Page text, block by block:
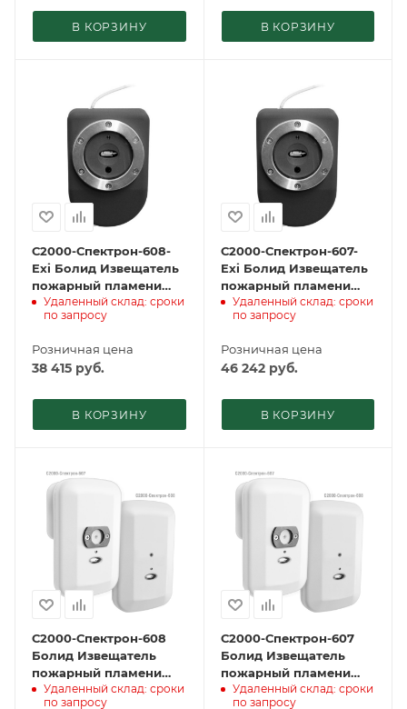
В КОРЗИНУ В КОРЗИНУ
С2000-Спектрон-608-
Exi Болид Извещатель
пожарный пламени
ИК/УФ
взрывозащищенный
Удаленный склад: сроки
по запросу
Розничная цена
38 415 руб.
В КОРЗИНУ
С2000-Спектрон-607-
Exi Болид Извещатель
пожарный пламени
ИК/УФ
взрывозащищенный
Удаленный склад: сроки
по запросу
Розничная цена
46 242руб.
В КОРЗИНУ
С2000-Спектрон-608
Болид Извещатель
пожарный пламени
ИК/УФ адресный
Удаленный склад: сроки
по запросу
С2000-Спектрон-607
Болид Извещатель
пожарный пламени
ИК/УФ адресный
Удаленный склад: сроки
по запросу